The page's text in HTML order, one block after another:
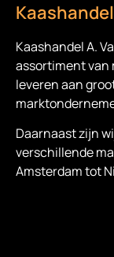
Kaashandel A.
assortiment van
leveren aan
Daarnaast zijn
verschillende
Amsterdam tot